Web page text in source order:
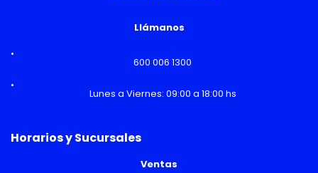
Llámanos
600 006 1300
Lunes a Viernes: 09:00 a 18:00 hs
Horarios y Sucursales
Ventas